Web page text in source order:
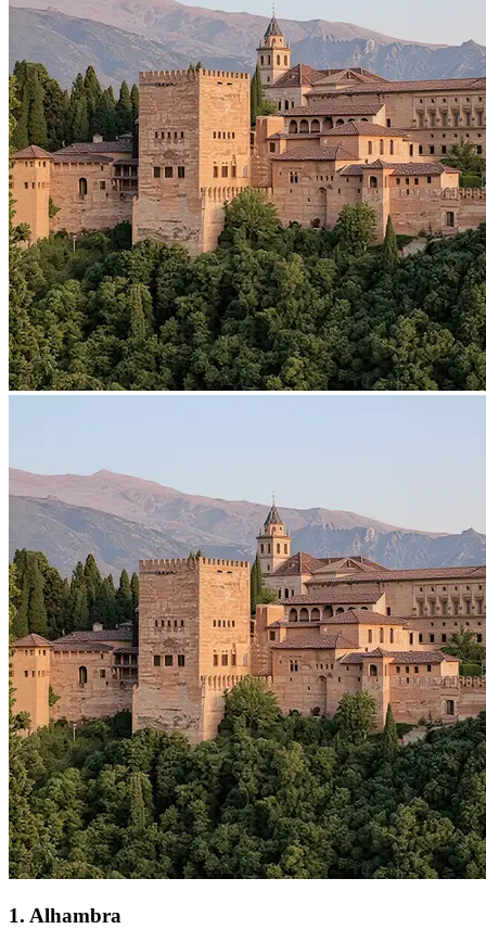
1. Alhambra